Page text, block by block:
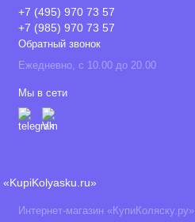
+7 (495) 970 73 57
+7 (985) 970 73 57
Обратный звонок
Ежедневно, с 10.00 до 20.00
Мы в сети
«KupiKolyasku.ru»
Интернет-магазин «КупиКоляску.ру»